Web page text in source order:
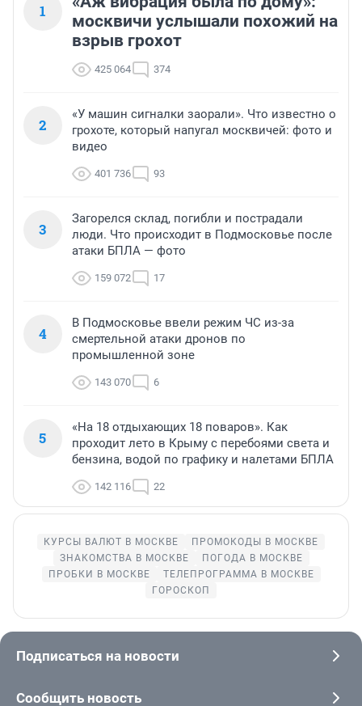
1
москвичи услышали похожий на
взрыв грохот
425 064 374
2
«У машин сигналки заорали». Что известно о
грохоте, который напугал москвичей: фото и
видео
401 736 93
3
Загорелся склад, погибли и пострадали
люди. Что происходит в Подмосковье после
атаки БПЛА — фото
159 072 17
4
В Подмосковье ввели режим ЧС из-за
смертельной атаки дронов по
промышленной зоне
143 070 6
5
«На 18 отдыхающих 18 поваров». Как
проходит лето в Крыму с перебоями света и
бензина, водой по графику и налетами БПЛА
142 116 22
КУРСЫ ВАЛЮТ В МОСКВЕ
ПРОМОКОДЫ В МОСКВЕ
ЗНАКОМСТВА В МОСКВЕ
ПОГОДА В МОСКВЕ
ПРОБКИ В МОСКВЕ
ТЕЛЕПРОГРАММА В МОСКВЕ
ГОРОСКОП
Подписаться на новости
Сообщить новость